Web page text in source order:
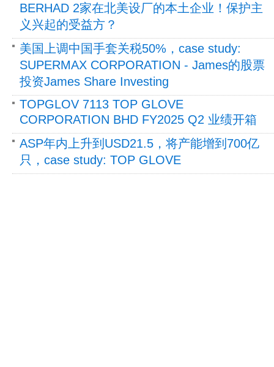
BERHAD 2家在北美设厂的本土企业！保护主
义兴起的受益方？
美国上调中国手套关税50%，case study:
SUPERMAX CORPORATION - James的股票
投资James Share Investing
TOPGLOV 7113 TOP GLOVE
CORPORATION BHD FY2025 Q2 业绩开箱
ASP年内上升到USD21.5，将产能增到700亿
只，case study: TOP GLOVE